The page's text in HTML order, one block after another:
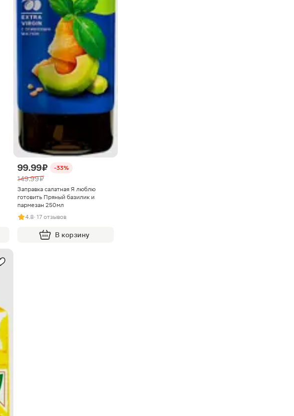
99.99 ₽ -33%
149.99 ₽
Заправка салатная Я люблю
готовить Пряный базилик и
пармезан 250мл
4.8· 17 отзывов
В корзину